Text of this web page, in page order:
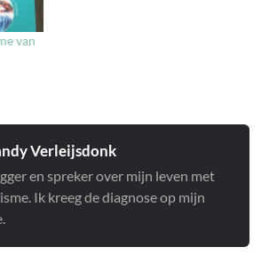
of
van
Verleijsdonk
en spreker over mijn leven met
Ik kreeg de diagnose op mijn